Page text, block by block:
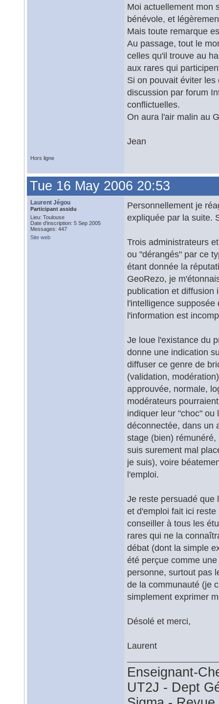
Moi actuellement mon
bénévole, et
Mais toute remarque
Au passage, tout le
celles qu'il trouve au
aux rares qui
Si on pouvait éviter
discussion par forum
conflictuelles.
On aura l'air malin au
Jean
Hors ligne
Tue 16 May 2006 20:53
Laurent Jégou
Participant assidu
Lieu: Toulouse
Date d'inscription: 5 Sep 2005
Messages: 447
Site web
Personnellement je
expliquée par la suite.
Trois administrateurs
ou "dérangés" par ce
étant donnée la
GeoRezo, je
publication et diffusion
l'intelligence
l'information est
Je loue l'existance du
donne une indication
diffuser ce genre de
(validation,
approuvée, normale,
modérateurs
indiquer leur "choc" ou
déconnectée, dans un
stage (bien)
suis surement mal
je suis), voire
l'emploi.
Je reste persuadé que
et d'emploi fait ici
conseiller à tous les
rares qui ne la
débat (dont la simple
été perçue comme
personne, surtout pas
de la communauté (je
simplement exprimer
Désolé et merci,
Laurent
Enseignant-
UT2J - Dept